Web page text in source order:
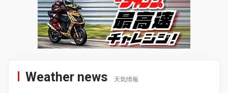
Weather news 天気情報